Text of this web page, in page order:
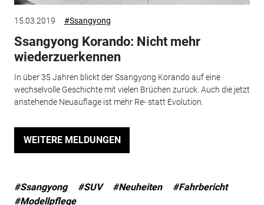
15.03.2019 #Ssangyong
Ssangyong Korando: Nicht mehr
wiederzuerkennen
In über 35 Jahren blickt der Ssangyong Korando auf eine
wechselvolle Geschichte mit vielen Brüchen zurück. Auch die jetzt
anstehende Neuauflage ist mehr Re- statt Evolution.
WEITERE MELDUNGEN
#Ssangyong #SUV #Neuheiten
#Fahrbericht
#Modellpflege